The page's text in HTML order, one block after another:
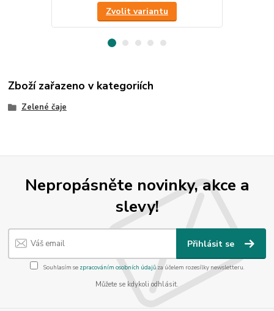
Zvolit variantu
Zboží zařazeno v kategoriích
Zelené čaje
Nepropásněte novinky, akce a
slevy!
Přihlásit se
Souhlasím se zpracováním osobních údajůza účelem rozesílky newsletteru.
Můžete se kdykoli odhlásit.